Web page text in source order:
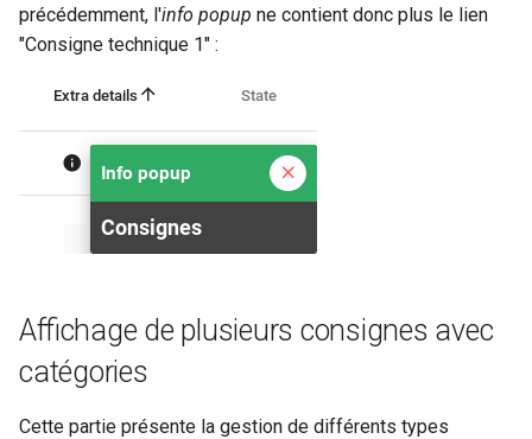
précédemment, l'info popup ne contient donc plus le lien
"Consigne technique 1" :
Affichage de plusieurs consignes avec
catégories
Cette partie présente la gestion de différents types